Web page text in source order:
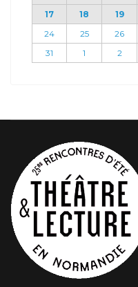
17
18 19
24
25 26
31
1 2